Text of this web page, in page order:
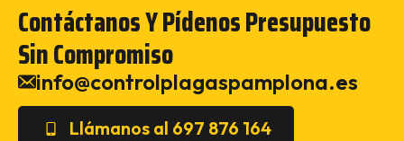
Contáctanos Y Pídenos Presupuesto
Sin Compromiso
info@controlplagaspamplona.es
Llámanos al 697 876 164